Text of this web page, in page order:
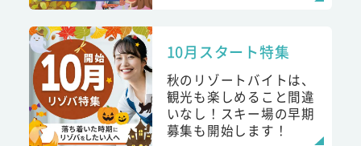
10月スタート特集
秋のリゾートバイトは、
観光も楽しめること間違
いなし！スキー場の早期
募集も開始します！